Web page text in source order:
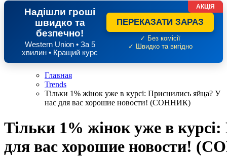
Надішли гроші
швидко та
безпечно!
Western Union • За 5
хвилин • Кращий курс
ПЕРЕКАЗАТИ ЗАРАЗ
✓ Без комісії
✓ Швидко та вигідно
АКЦІЯ
Главная
Trends
Тільки 1% жінок уже в курсі: Приснились яйца? У
нас для вас хорошие новости! (СОННИК)
Тільки 1% жінок уже в
для вас хорошие новости!